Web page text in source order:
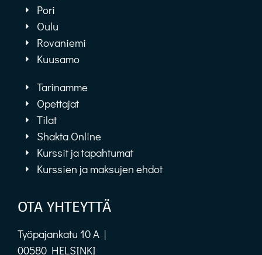
Pori
Oulu
Rovaniemi
Kuusamo
Tarinamme
Opettajat
Tilat
Shakta Online
Kurssit ja tapahtumat
Kurssien ja maksujen ehdot
OTA YHTEYTTÄ
Työpajankatu 10 A |
00580 HELSINKI